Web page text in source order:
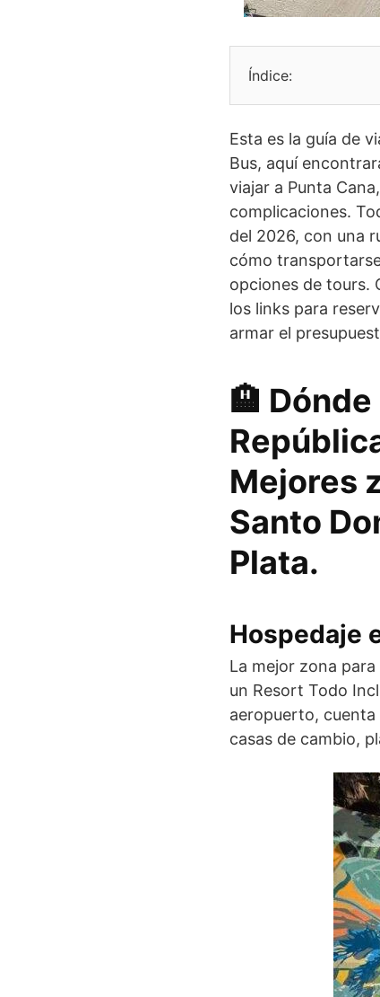
Índice:
Esta es la guía de
Bus, aquí
viajar a Punta
complicaciones.
del 2026, con una
cómo
opciones de tours.
los links para
armar el
🏨
Mejores
Santo
Plata.
Hospedaje
La mejor zona
un Resort Todo
aeropuerto,
casas de cambio,